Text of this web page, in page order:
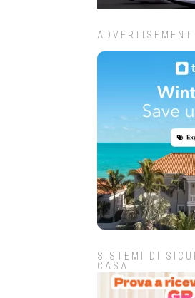
ADVERTISEMENT
SISTEMI DI
CASA